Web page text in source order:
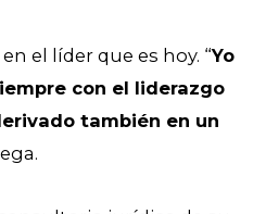
el líder que es hoy. “Yo
con el liderazgo
también en un